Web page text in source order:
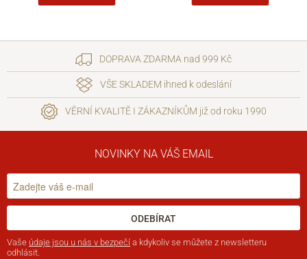
DOPRAVA ZDARMA nad 999 Kč
VŠE SKLADEM ihned k odeslání
VĚRNÍ KVALITĚ I ZÁKAZNÍKŮM již od roku 1990
NOVINKY NA VÁŠ EMAIL
ODEBÍRAT
Vaše údaje jsou u nás v bezpečí a kdykoliv se můžete z newsletteru
odhlásit.